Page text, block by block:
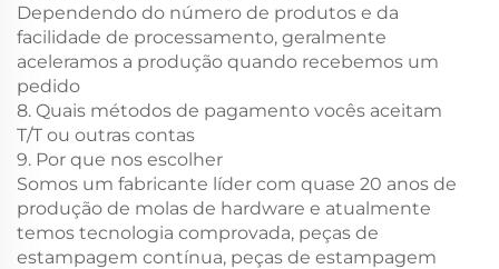
Dependendo do número de produtos e da
facilidade de processamento, geralmente
aceleramos a produção quando recebemos um
pedido
8. Quais métodos de pagamento vocês aceitam
T/T ou outras contas
9. Por que nos escolher
Somos um fabricante líder com quase 20 anos de
produção de molas de hardware e atualmente
temos tecnologia comprovada, peças de
estampagem contínua, peças de estampagem